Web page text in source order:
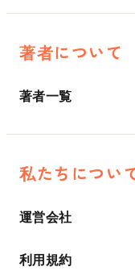
著者について
著者一覧
私たちについ
運営会社
利用規約